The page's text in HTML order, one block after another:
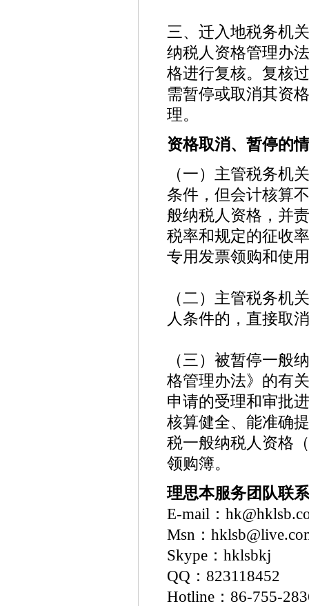
三、迁入地税务机
纳税人资格管理办
格进行复核。复核
需暂停或取消其资
理。
资格取消、暂停的
（一）主管税务机
条件，但会计核算
般纳税人资格，并
税率和规定的征收
专用发票领购和使
（二）主管税务机
人条件的，直接取
（三）被暂停一般
格管理办法》的有
申请的受理和审批
核算健全、能准确
税一般纳税人资格
领购簿。
理思本服务团队联
E-mail：
Msn：
Skype：hklsbkj
QQ：823118452
Hotline：86-755-